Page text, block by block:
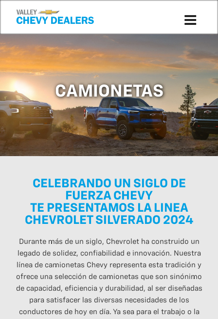
CAMIONETAS
CELEBRANDO UN SIGLO DE
FUERZA CHEVY
TE PRESENTAMOS LA LINEA
CHEVROLET SILVERADO 2024
Durante más de un siglo, Chevrolet ha construido un
legado de solidez, confiabilidad e innovación. Nuestra
línea de camionetas Chevy representa esta tradición y
ofrece una selección de camionetas que son sinónimo
de capacidad, eficiencia y durabilidad, al ser diseñadas
para satisfacer las diversas necesidades de los
conductores de hoy en día. Ya sea para el trabajo o la